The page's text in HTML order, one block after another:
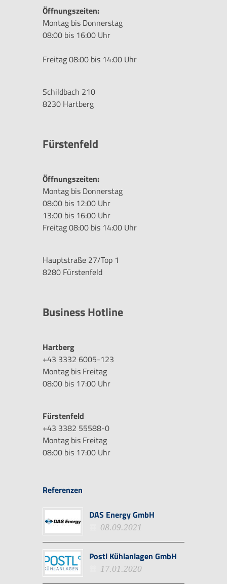
Öffnungszeiten:
Montag bis Donnerstag
08:00 bis 16:00 Uhr
Freitag 08:00 bis 14:00 Uhr
Schildbach 210
8230 Hartberg
Fürstenfeld
Öffnungszeiten:
Montag bis Donnerstag
08:00 bis 12:00 Uhr
13:00 bis 16:00 Uhr
Freitag 08:00 bis 14:00 Uhr
Hauptstraße 27/Top 1
8280 Fürstenfeld
Business Hotline
Hartberg
+43 3332 6005-123
Montag bis Freitag
08:00 bis 17:00 Uhr
Fürstenfeld
+43 3382 55588-0
Montag bis Freitag
08:00 bis 17:00 Uhr
Referenzen
DAS Energy GmbH
08.09.2021
Postl Kühlanlagen GmbH
17.01.2020